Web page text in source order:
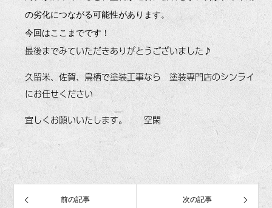
の劣化につながる可能性があります。
今回はここまでです！
最後までみていただきありがとうございました♪
久留米、佐賀、鳥栖で塗装工事なら 塗装専門店のシンライ
にお任せください
宜しくお願いいたします。 空閑
前の記事 次の記事